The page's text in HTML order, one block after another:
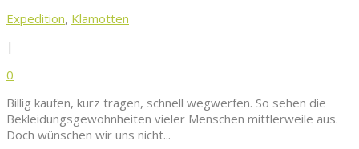
Expedition, Klamotten
|
0
Billig kaufen, kurz tragen, schnell wegwerfen. So sehen die
Bekleidungsgewohnheiten vieler Menschen mittlerweile aus.
Doch wünschen wir uns nicht...